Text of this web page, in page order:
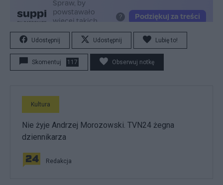
Udostępnij Udostępnij Lubię to!
Skomentuj 117 Obserwuj notkę
Kultura
Nie żyje Andrzej Morozowski. TVN24 żegna
dziennikarza
Redakcja